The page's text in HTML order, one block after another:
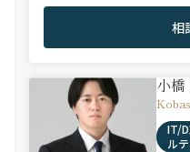
相
小橋
IT/
ル